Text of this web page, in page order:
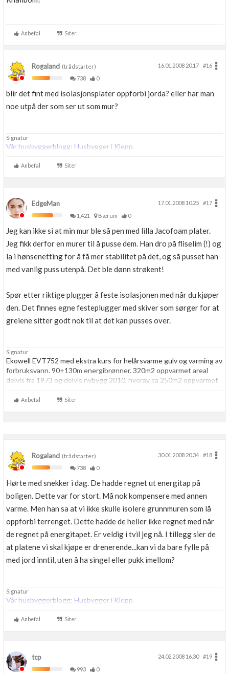
Anbefal Siter
Rogaland (trådstarter) 16.01.2008 20.17
#16
738
0
blir det fint med isolasjonsplater oppforbi jorda? eller har man
noe utpå der som ser ut som mur?
Signatur
Vår husbyggerblogg: Husbygger i Klepp.
Anbefal Siter
EdgeMan 17.01.2008 10.25
#17
1,421
Bærum 0
Jeg kan ikke si at min mur ble så pen med lilla Jacofoam plater.
Jeg fikk derfor en murer til å pusse dem. Han dro på fliselim (!) og
la i hønsenetting for å få mer stabilitet på det, og så pusset han
med vanlig puss utenpå. Det ble dønn strøkent!
Spør etter riktige plugger å feste isolasjonen med når du kjøper
den. Det finnes egne festeplugger med skiver som sørger for at
greiene sitter godt nok til at det kan pusses over.
Signatur
Ekowell EVT752 med ekstra kurs for helårsvarme gulv og varming av
forbruksvann. 90+130m energibrønner. 320m2 oppvarmet areal
delvis fra 1973 og delvis nybygg 2010, hvorav ca 250m2 oppvarmet
TS300-S balansert ventilasjon. Strømforbruk 2014: 29376kwt
Anbefal Siter
Rogaland (trådstarter) 30.01.2008 20.34
#18
738
0
Hørte med snekker i dag. De hadde regnet ut energitap på
boligen. Dette var for stort. Må nok kompensere med annen
varme. Men han sa at vi ikke skulle isolere grunnmuren som lå
oppforbi terrenget. Dette hadde de heller ikke regnet med når
de regnet på energitapet. Er veldig i tvil jeg nå. I tillegg sier de
at platene vi skal kjøpe er drenerende...kan vi da bare fylle på
med jord inntil, uten å ha singel eller pukk imellom?
Signatur
Vår husbyggerblogg: Husbygger i Klepp.
Anbefal Siter
tcp 24.02.2008 16.30
#19
993
0